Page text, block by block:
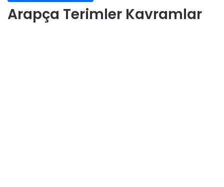
Arapça Terimler Kavramlar